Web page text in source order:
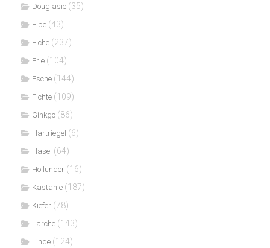
Douglasie (35)
Eibe (43)
Eiche (237)
Erle (104)
Esche (144)
Fichte (109)
Ginkgo (86)
Hartriegel (6)
Hasel (64)
Hollunder (16)
Kastanie (187)
Kiefer (78)
Lärche (143)
Linde (124)